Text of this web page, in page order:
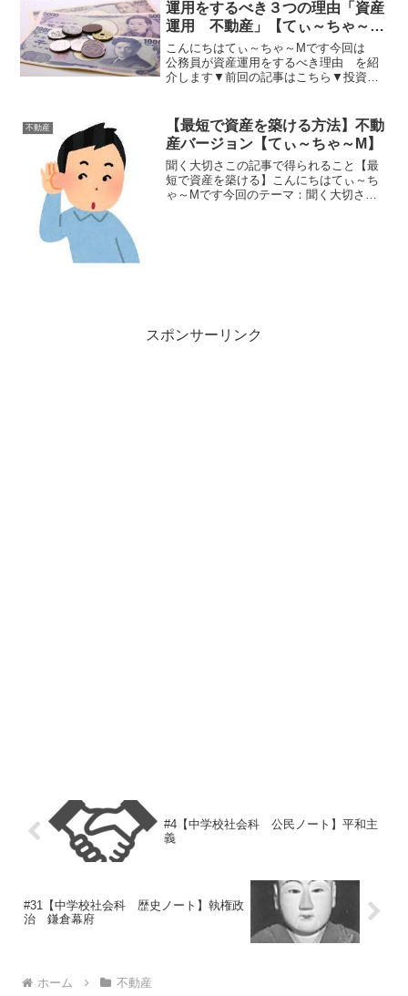
運用をするべき３つの理由「資産
運用 不動産」【てぃ～ちゃ～
M】
こんにちはてぃ～ちゃ～Mです今回は
公務員が資産運用をするべき理由 を紹
介します▼前回の記事はこちら▼投資用
入を得る大切さがわかる副業の拡大多様
化する教育事情定年が伸...
不動産
【最短で資産を築ける方法】不動
産バージョン【てぃ～ちゃ～M】
聞く大切さこの記事で得られること【最
短で資産を築ける】こんにちはてぃ～ち
ゃ～Mです今回のテーマ：聞く大切さ誰
スポンサーリンク
#4【中学校社会科 公民ノート】平和主
義
#31【中学校社会科 歴史ノート】執権政
治 鎌倉幕府
ホーム 不動産